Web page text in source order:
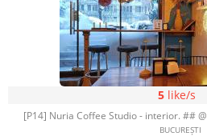
5like/s
[P14] Nuria Coffee Studio - interior. ## @
BUCUREȘTI